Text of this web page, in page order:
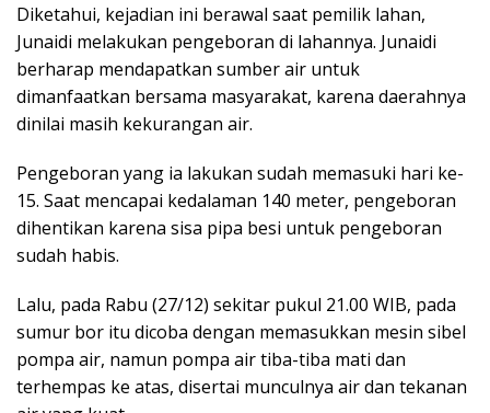
Diketahui, kejadian ini berawal saat pemilik lahan,
Junaidi melakukan pengeboran di lahannya. Junaidi
berharap mendapatkan sumber air untuk
dimanfaatkan bersama masyarakat, karena daerahnya
dinilai masih kekurangan air.
Pengeboran yang ia lakukan sudah memasuki hari ke-
15. Saat mencapai kedalaman 140 meter, pengeboran
dihentikan karena sisa pipa besi untuk pengeboran
sudah habis.
Lalu, pada Rabu (27/12) sekitar pukul 21.00 WIB, pada
sumur bor itu dicoba dengan memasukkan mesin sibel
pompa air, namun pompa air tiba-tiba mati dan
terhempas ke atas, disertai munculnya air dan tekanan